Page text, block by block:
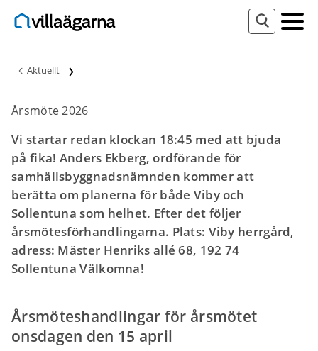
Aktuellt
Årsmöte 2026
Vi startar redan klockan 18:45 med att bjuda
på fika! Anders Ekberg, ordförande för
samhällsbyggnadsnämnden kommer att
berätta om planerna för både Viby och
Sollentuna som helhet. Efter det följer
årsmötesförhandlingarna. Plats: Viby herrgård,
adress: Mäster Henriks allé 68, 192 74
Sollentuna Välkomna!
Årsmöteshandlingar för årsmötet
onsdagen den 15 april